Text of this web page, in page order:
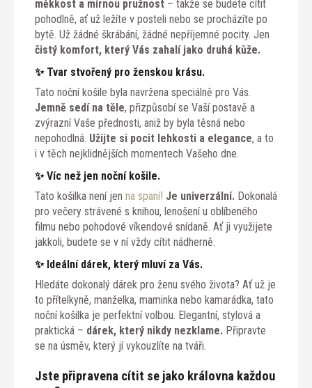
měkkost a mírnou pružnost – takže se budete cítit
pohodlně, ať už ležíte v posteli nebo se procházíte po
bytě. Už žádné škrábání, žádné nepříjemné pocity. Jen
čistý komfort, který Vás zahalí jako druhá kůže.
✨ Tvar stvořený pro ženskou krásu.
Tato noční košile byla navržena speciálně pro Vás.
Jemně sedí na těle, přizpůsobí se Vaší postavě a
zvýrazní Vaše přednosti, aniž by byla těsná nebo
nepohodlná. Užijte si pocit lehkosti a elegance, a to
i v těch nejklidnějších momentech Vašeho dne.
✨ Víc než jen noční košile.
Tato košilka není jen na spaní! Je univerzální. Dokonalá
pro večery strávené s knihou, lenošení u oblíbeného
filmu nebo pohodové víkendové snídaně. Ať ji využijete
jakkoli, budete se v ní vždy cítit nádherně.
✨ Ideální dárek, který mluví za Vás.
Hledáte dokonalý dárek pro ženu svého života? Ať už je
to přítelkyně, manželka, maminka nebo kamarádka, tato
noční košilka je perfektní volbou. Elegantní, stylová a
praktická – dárek, který nikdy nezklame. Připravte
se na úsměv, který jí vykouzlíte na tváři.
Jste připravena cítit se jako královna každou